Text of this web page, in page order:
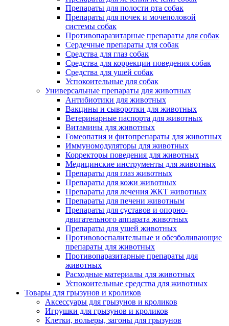
Препараты для полости рта собак
Препараты для почек и мочеполовой
системы собак
Противопаразитарные препараты для собак
Сердечные препараты для собак
Средства для глаз собак
Средства для коррекции поведения собак
Средства для ушей собак
Успокоительные для собак
Универсальные препараты для животных
Антибиотики для животных
Вакцины и сыворотки для животных
Ветеринарные паспорта для животных
Витамины для животных
Гомеопатия и фитопрепараты для животных
Иммуномодуляторы для животных
Корректоры поведения для животных
Медицинские инструменты для животных
Препараты для глаз животных
Препараты для кожи животных
Препараты для лечения ЖКТ животных
Препараты для печени животным
Препараты для суставов и опорно-
двигательного аппарата животных
Препараты для ушей животных
Противовоспалительные и обезболивающие
препараты для животных
Противопаразитарные препараты для
животных
Расходные материалы для животных
Успокоительные средства для животных
Товары для грызунов и кроликов
Аксессуары для грызунов и кроликов
Игрушки для грызунов и кроликов
Клетки, вольеры, загоны для грызунов